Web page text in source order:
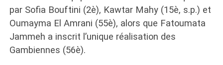
par Sofia Bouftini (2è), Kawtar Mahy (15è, s.p.) et
Oumayma El Amrani (55è), alors que Fatoumata
Jammeh a inscrit l’unique réalisation des
Gambiennes (56è).